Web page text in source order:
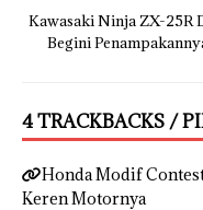
Kawasaki Ninja ZX-25R
Begini
4 TRACKBACKS /
Honda Modif
Keren Motornya